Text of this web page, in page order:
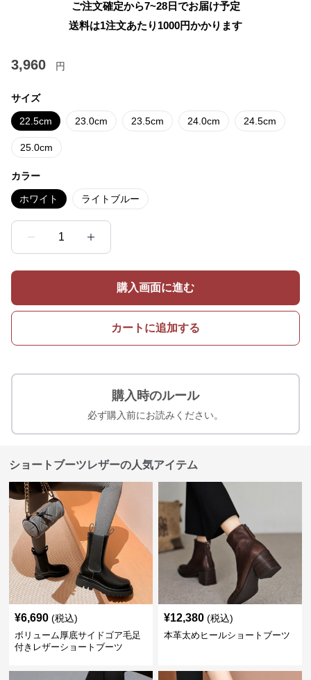
ご注文確定から7~28日でお届け予定
送料は1注文あたり 1000円かかります
3,960 円
サイズ
22.5cm 23.0cm 23.5cm 24.0cm 24.5cm
25.0cm
カラー
ホワイト ライトブルー
1
購入画面に進む
カートに追加する
購入時のルール
必ず購入前にお読みください。
ショートブーツレザーの人気アイテム
¥6,690 (税込)
ボリューム厚底サイドゴア毛足
付きレザーショートブーツ
¥12,380 (税込)
本革太めヒールショートブーツ